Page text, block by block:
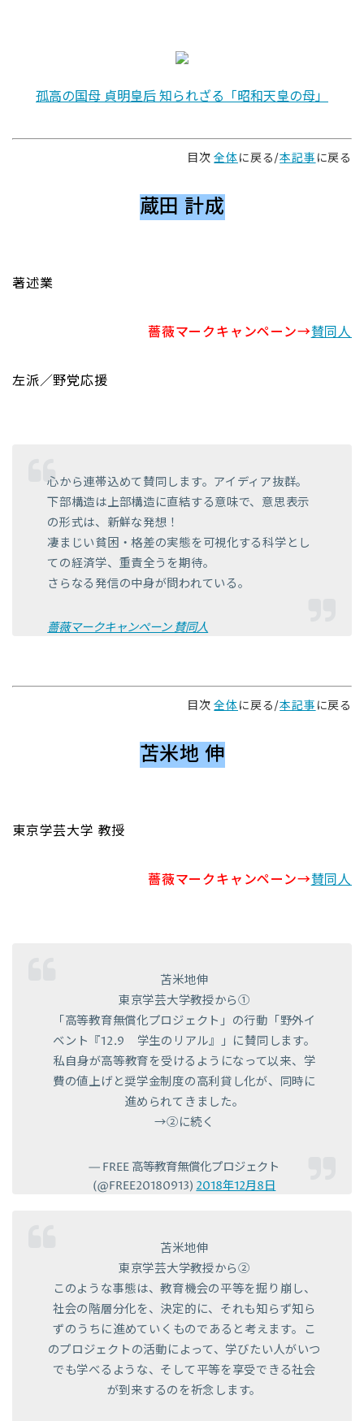
孤高の国母 貞明皇后 知られざる「昭和天皇の母」
目次全体に戻る/本記事 に戻る
蔵田 計成
著述業
薔薇マークキャンペーン→賛同人
左派／野党応援
心から連帯込めて賛同します。アイディア抜群。
下部構造は上部構造に直結する意味で、意思表示
の形式は、新鮮な発想！
凄まじい貧困・格差の実態を可視化する科学とし
ての経済学、重責全うを期待。
さらなる発信の中身が問われている。
薔薇マークキャンペーン 賛同人
目次全体に戻る/本記事 に戻る
苫米地 伸
東京学芸大学 教授
薔薇マークキャンペーン→賛同人
苫米地伸
東京学芸大学教授から①
「高等教育無償化プロジェクト」の行動「野外イ
ベント『12.9 学生のリアル』」に賛同します。
私自身が高等教育を受けるようになって以来、学
費の値上げと奨学金制度の高利貸し化が、同時に
進められてきました。
→②に続く
— FREE 高等教育無償化プロジェクト
(@FREE20180913) 2018年12月8日
苫米地伸
東京学芸大学教授から②
このような事態は、教育機会の平等を掘り崩し、
社会の階層分化を、決定的に、それも知らず知ら
ずのうちに進めていくものであると考えます。こ
のプロジェクトの活動によって、学びたい人がいつ
でも学べるような、そして平等を享受できる社会
が到来するのを祈念します。